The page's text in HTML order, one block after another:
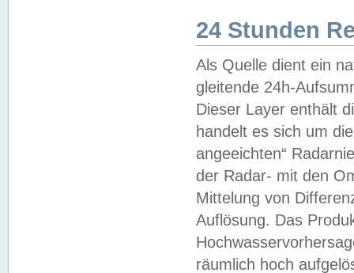
24 Stunden
Als Quelle dient ein
gleitende 24h-
Dieser Layer enthält
handelt es sich um
angeeichten“
der Radar- mit den
Mittelung von
Auflösung. Das
räumlich hoch